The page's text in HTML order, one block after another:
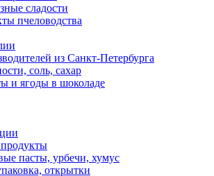
сладости
пчеловодства
из Санкт-Петербурга
соль, сахар
и ягоды в шоколаде
пасты, урбечи, хумус
открытки